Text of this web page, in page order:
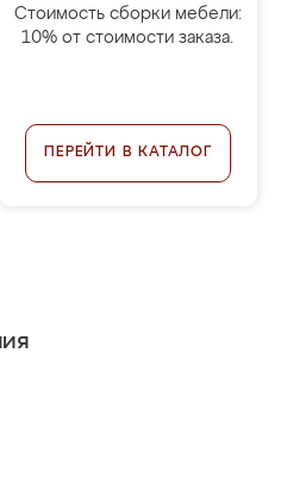
Стоимость сборки мебели:
10% от стоимости заказа.
ПЕРЕЙТИ В КАТАЛОГ